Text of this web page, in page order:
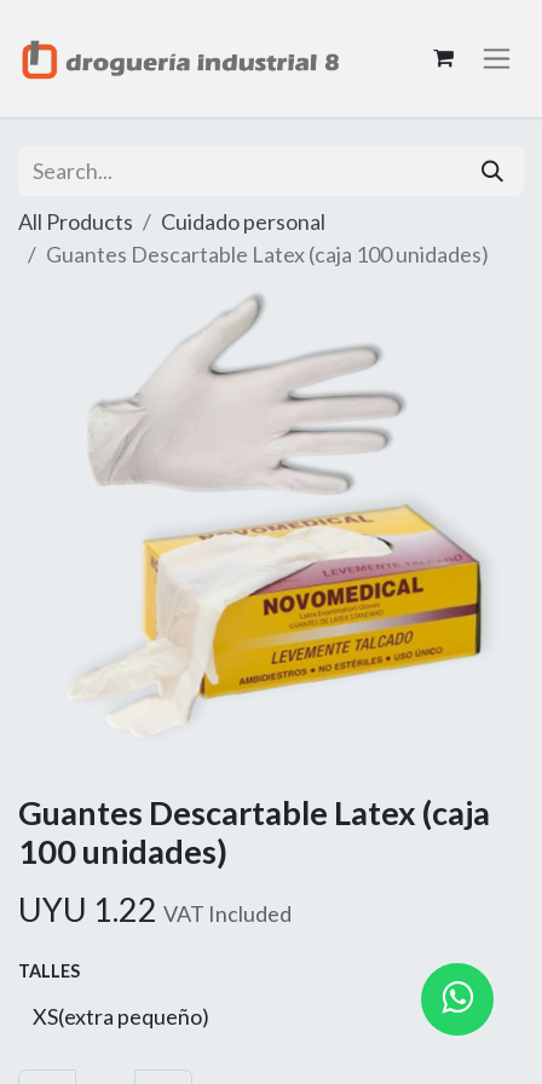
All Products
Cuidado personal
Guantes Descartable Latex (caja 100 unidades)
Guantes Descartable Latex (caja
100 unidades)
UYU 1.22 VAT Included
TALLES